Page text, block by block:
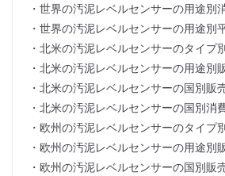
・世界の汚泥レベルセンサーの用途別
・世界の汚泥レベルセンサーの用途別
・北米の汚泥レベルセンサーのタイプ
・北米の汚泥レベルセンサーの用途別
・北米の汚泥レベルセンサーの国別販
・北米の汚泥レベルセンサーの国別消
・欧州の汚泥レベルセンサーのタイプ
・欧州の汚泥レベルセンサーの用途別
・欧州の汚泥レベルセンサーの国別販